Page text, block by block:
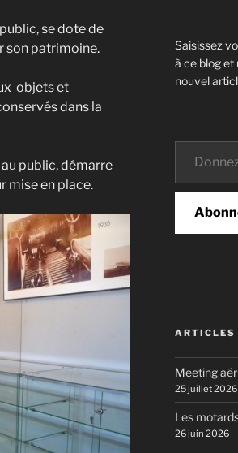
se dote de
son patrimoine.
objets et
dans la
public, démarre
mise en place.
Saisissez
à ce blog
nouvel
Donnez votre email…
ARTICLES
Meeting
25 juillet 2026
Les
26 juin 2026